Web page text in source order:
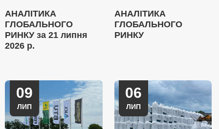
АНАЛІТИКА
ГЛОБАЛЬНОГО
РИНКУ за 21 липня
2026 р.
АНАЛІТИКА
ГЛОБАЛЬНОГО
РИНКУ
09
ЛИП
06
ЛИП